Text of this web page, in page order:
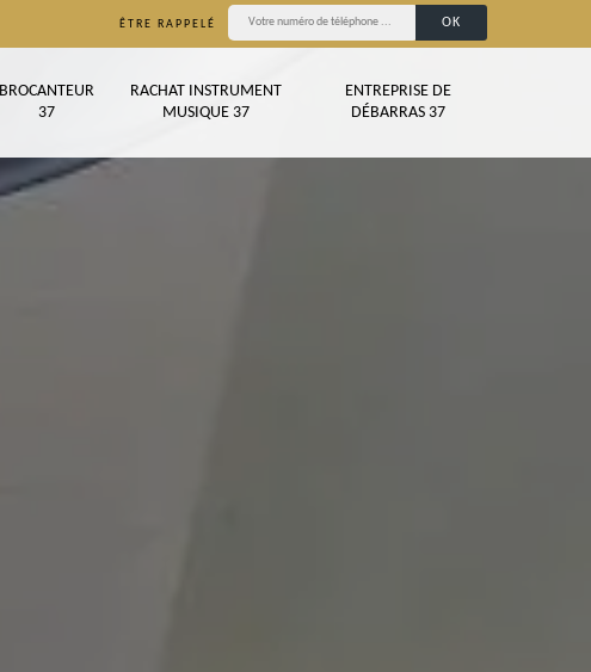
ÊTRE RAPPELÉ
BROCANTEUR
37
RACHAT INSTRUMENT
MUSIQUE 37
ENTREPRISE DE
DÉBARRAS 37